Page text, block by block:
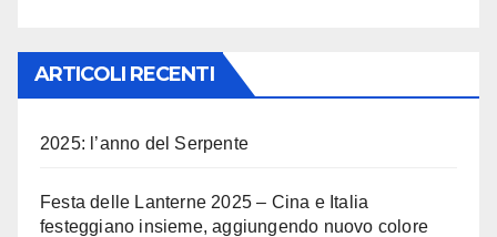
ARTICOLI RECENTI
2025: l’anno del Serpente
Festa delle Lanterne 2025 – Cina e Italia
festeggiano insieme, aggiungendo nuovo colore